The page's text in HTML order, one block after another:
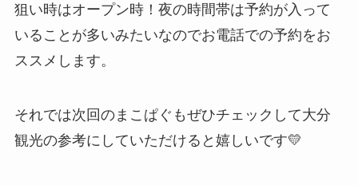
狙い時はオープン時！夜の時間帯は予約が入って
いることが多いみたいなのでお電話での予約をお
ススメします。
それでは次回のまこぱぐもぜひチェックして大分
観光の参考にしていただけると嬉しいです💛